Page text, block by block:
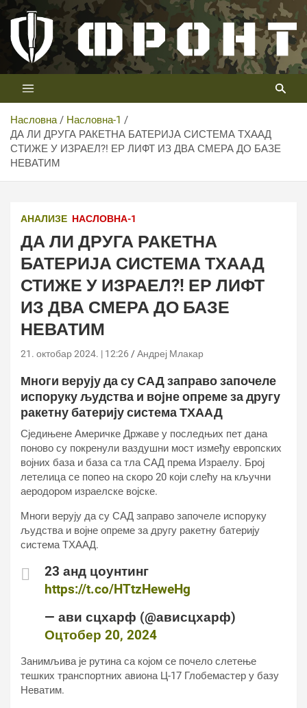
Скип
цонтент
Телевизија ФРОНТ
Први војни канал у Србији
Насловна
Насловна-1
ДА ЛИ ДРУГА РАКЕТНА БАТЕРИЈА СИСТЕМА ТХААД
СТИЖЕ У ИЗРАЕЛ?! ЕР ЛИФТ ИЗ ДВА СМЕРА ДО БАЗЕ
НЕВАТИМ
АНАЛИЗЕ НАСЛОВНА-1
ДА ЛИ ДРУГА РАКЕТНА
БАТЕРИЈА СИСТЕМА ТХААД
СТИЖЕ У ИЗРАЕЛ?! ЕР ЛИФТ
ИЗ ДВА СМЕРА ДО БАЗЕ
НЕВАТИМ
21. октобар 2024. | 12:26 Андреј Млакар
Многи верују да су САД заправо започеле
испоруку људства и војне опреме за другу
ракетну батерију система ТХААД
Сједињене Америчке Државе у последњих пет дана
поново су покренули ваздушни мост између европских
војних база и база са тла САД према Израелу. Број
летелица се попео на скоро 20 који слећу на кључни
аеродором израелске војске.
Многи верују да су САД заправо започеле испоруку
људства и војне опреме за другу ракетну батерију
система ТХААД.
23 анд цоунтинг
https://t.co/HTtzHeweHg
— ави сцхарф (@ависцхарф)
Оцтобер 20, 2024
Занимљива је рутина са којом се почело слетење
тешких транспортних авиона Ц-17 Глобемастер у базу
Неватим.